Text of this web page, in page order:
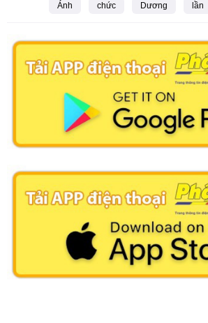
Ánh chức Dương lần